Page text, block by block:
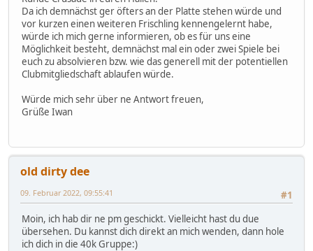
Da ich demnächst ger öfters an der Platte stehen würde und
vor kurzen einen weiteren Frischling kennengelernt habe,
würde ich mich gerne informieren, ob es für uns eine
Möglichkeit besteht, demnächst mal ein oder zwei Spiele bei
euch zu absolvieren bzw. wie das generell mit der potentiellen
Clubmitgliedschaft ablaufen würde.
Würde mich sehr über ne Antwort freuen,
Grüße Iwan
old dirty dee
#1
09. Februar 2022, 09:55:41
Moin, ich hab dir ne pm geschickt. Vielleicht hast du due
übersehen. Du kannst dich direkt an mich wenden, dann hole
ich dich in die 40k Gruppe:)